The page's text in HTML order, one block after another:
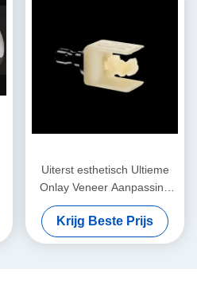
Uiterst esthetisch Ultieme
Onlay Veneer Aanpassing
van natuurlijke veneers
Krijg Beste Prijs